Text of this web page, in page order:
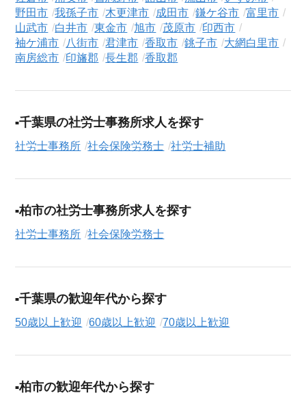
活動の全プロセスを無料でサポートいたします。
求人検索について
シニアジョブエージェントでは、豊富な求人情報の中から、あ
（正社員、契約社員、アルバイト・パート）や、勤務地、年
たこだわり条件での絞り込み検索も可能です。
この社会保険労務士の求人にご興味をお持ちの方はもちろん、
援サービス（無料）にお申し込みください。
野田市
我孫子市 木更津市 成田市 鎌ケ谷市
富里市
山武市
白井市 東金市 旭市 茂原市
印西市
袖ケ浦市
八街市 君津市 香取市 銚子市
大網白里市
南房総市
印旛郡 長生郡 香取郡
千葉県の社労士事務所求人を探す
社労士事務所 社会保険労務士 社労士補助
柏市の社労士事務所求人を探す
社労士事務所 社会保険労務士
千葉県の歓迎年代から探す
50歳以上歓迎 60歳以上歓迎 70歳以上歓迎
柏市の歓迎年代から探す